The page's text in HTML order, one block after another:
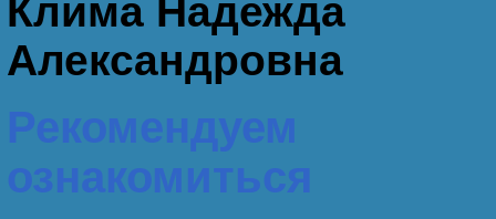
Климa Надежда
Александровна
Рекомендуем
ознакомиться